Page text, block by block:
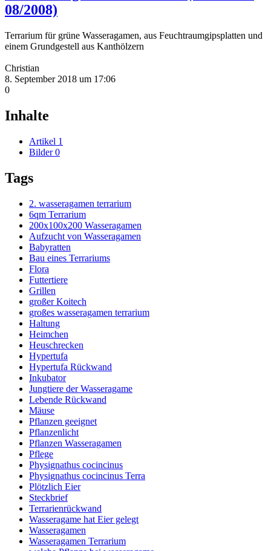
08/2008)
Terrarium für grüne Wasseragamen, aus Feuchtraumgipsplatten und
einem Grundgestell aus Kanthölzern
Christian
8. September 2018 um 17:06
0
Inhalte
Artikel 1
Bilder 0
Tags
2. wasseragamen terrarium
6qm Terrarium
200x100x200 Wasseragamen
Aufzucht von Wasseragamen
Babyratten
Bau eines Terrariums
Flora
Futtertiere
Grillen
großer Koitech
großes wasseragamen terrarium
Haltung
Heimchen
Heuschrecken
Hypertufa
Hypertufa Rückwand
Inkubator
Jungtiere der Wasseragame
Lebende Rückwand
Mäuse
Pflanzen geeignet
Pflanzenlicht
Pflanzen Wasseragamen
Pflege
Physignathus cocincinus
Physignathus cocincinus Terra
Plötzlich Eier
Steckbrief
Terrarienrückwand
Wasseragame hat Eier gelegt
Wasseragamen
Wasseragamen Terrarium